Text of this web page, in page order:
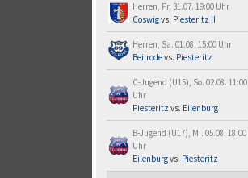
Herren, Fr. 31.07. 19:00 Uhr
Coswigvs. Piesteritz II
Herren, Sa. 01.08. 15:00 Uhr
Beilrodevs. Piesteritz
C-Jugend (U15), So. 02.08. 11:00
Uhr
Piesteritz vs. Eilenburg
B-Jugend (U17), Mi. 05.08. 18:00
Uhr
Eilenburgvs. Piesteritz